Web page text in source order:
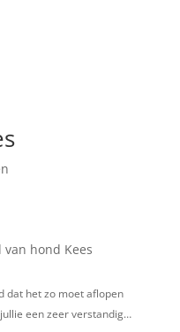
van hond Kees
dat het zo moet aflopen
een zeer verstandig…